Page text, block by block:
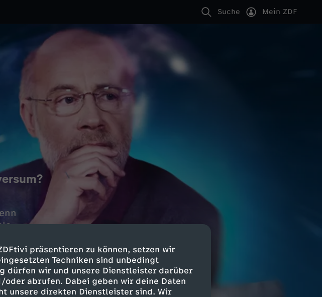
präsentieren zu können, setzen wir
Techniken sind unbedingt
dürfen wir und unsere Dienstleister darüber
abrufen. Dabei geben wir deine Daten
unsere direkten Dienstleister sind. Wir
Suche Mein ZDF